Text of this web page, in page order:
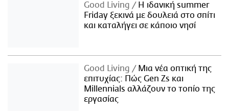
Good Living
Η ιδανική summer
Friday ξεκινά με δουλειά στο σπίτι
και καταλήγει σε κάποιο νησί
Good Living
Μια νέα οπτική της
επιτυχίας: Πώς Gen Zs και
Millennials αλλάζουν το τοπίο της
εργασίας